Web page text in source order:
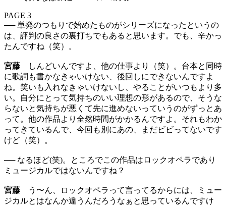
PAGE 3
── 単発のつもりで始めたものがシリーズになったというの
は、評判の良さの裏打ちでもあると思います。でも、辛かっ
たんですね（笑）。
宮藤 しんどいんですよ、他の仕事より（笑）。台本と同時
に歌詞も書かなきゃいけない、後回しにできないんですよ
ね。笑いも入れなきゃいけないし、やることがいつもより多
い。自分にとって気持ちのいい理想の形があるので、そうな
らないと気持ちが悪くて先に進めないっていうのがずっとあ
って。他の作品より全然時間がかかるんですよ。それもわか
ってきているんで、今回も別にあの、まだビビってないです
けど（笑）。
── なるほど(笑)。ところでこの作品はロックオペラであり
ミュージカルではないんですね？
宮藤 う〜ん、ロックオペラって言ってるからには、ミュー
ジカルとはなんか違うんだろうなぁと思っているんですけ